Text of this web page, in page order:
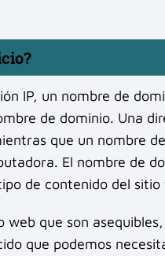
IP, un nombre de
de dominio. Una
que un nombre
El nombre de
de contenido del sitio
que son
que podemos